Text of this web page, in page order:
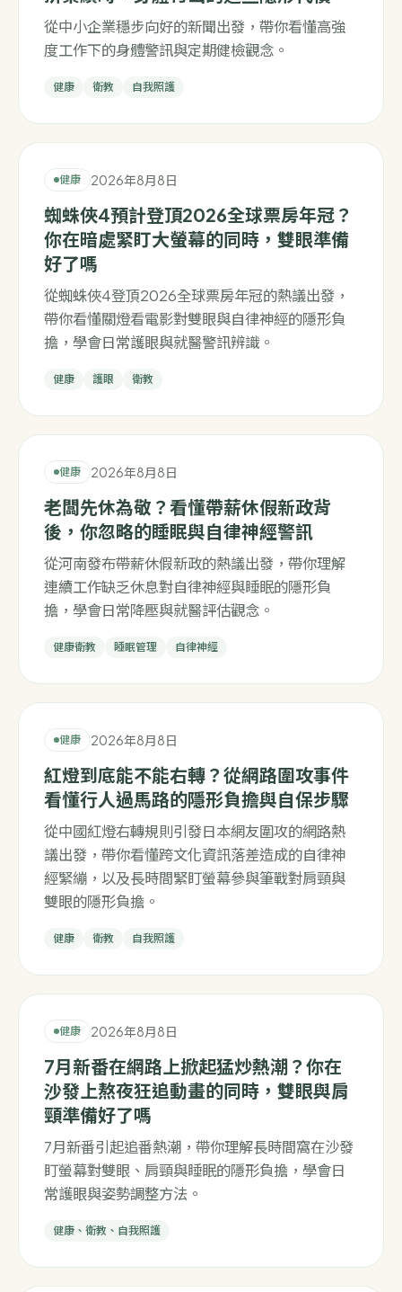
從中小企業穩步向好的新聞出發，帶你看懂高強
度工作下的身體警訊與定期健檢觀念。
健康 衛教 自我照護
健康 2026年8月8日
蜘蛛俠4預計登頂2026全球票房年冠？
你在暗處緊盯大螢幕的同時，雙眼準備
好了嗎
從蜘蛛俠4登頂2026全球票房年冠的熱議出發，
帶你看懂關燈看電影對雙眼與自律神經的隱形負
擔，學會日常護眼與就醫警訊辨識。
健康 護眼 衛教
健康 2026年8月8日
老闆先休為敬？看懂帶薪休假新政背
後，你忽略的睡眠與自律神經警訊
從河南發布帶薪休假新政的熱議出發，帶你理解
連續工作缺乏休息對自律神經與睡眠的隱形負
擔，學會日常降壓與就醫評估觀念。
健康衛教 睡眠管理 自律神經
健康 2026年8月8日
紅燈到底能不能右轉？從網路圍攻事件
看懂行人過馬路的隱形負擔與自保步驟
從中國紅燈右轉規則引發日本網友圍攻的網路熱
議出發，帶你看懂跨文化資訊落差造成的自律神
經緊繃，以及長時間緊盯螢幕參與筆戰對肩頸與
雙眼的隱形負擔。
健康 衛教 自我照護
健康 2026年8月8日
7月新番在網路上掀起猛炒熱潮？你在
沙發上熬夜狂追動畫的同時，雙眼與肩
頸準備好了嗎
7月新番引起追番熱潮，帶你理解長時間窩在沙發
盯螢幕對雙眼、肩頸與睡眠的隱形負擔，學會日
常護眼與姿勢調整方法。
健康、衛教、自我照護